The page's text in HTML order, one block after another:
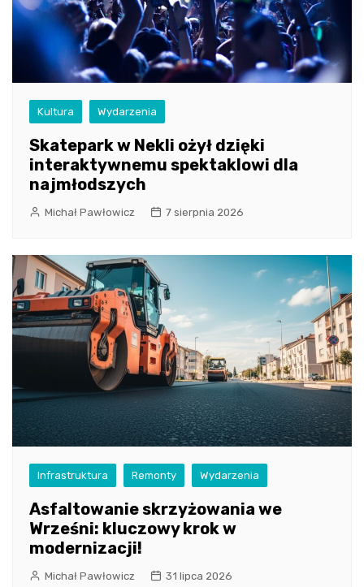
Kultura Wydarzenia
Skatepark w Nekli ożył dzięki
interaktywnemu spektaklowi dla
najmłodszych
Michał Pawłowicz 7 sierpnia 2026
Infrastruktura Remonty Wydarzenia
Asfaltowanie skrzyżowania we
Wrześni: kluczowy krok w
modernizacji!
Michał Pawłowicz 31 lipca 2026